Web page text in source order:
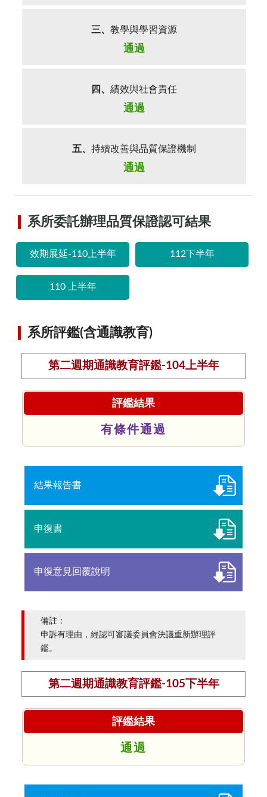
三、 教學與學習資源
通過
四、 績效與社會責任
通過
五、 持續改善與品質保證機制
通過
系所委託辦理品質保證認可結果
效期展延-110上半年 112下半年
110 上半年
系所評鑑(含通識教育)
第二週期通識教育評鑑-104上半年
評鑑結果
有條件通過
結果報告書
申復書
申復意見回覆說明
備註：
申訴有理由，經認可審議委員會決議重新辦理評
鑑。
第二週期通識教育評鑑-105下半年
評鑑結果
通過